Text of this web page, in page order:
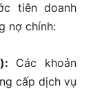
tiên doanh
nợ chính:
Các khoản
cấp dịch vụ